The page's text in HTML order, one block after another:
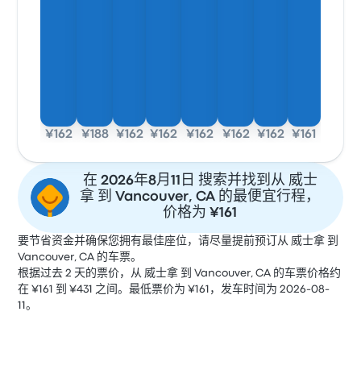
¥162 ¥188 ¥162 ¥162 ¥162 ¥162 ¥162 ¥161
在 2026年8月11日 搜索并找到从 威士
拿 到 Vancouver, CA 的最便宜行程，
价格为 ¥161
要节省资金并确保您拥有最佳座位，请尽量提前预订从 威士拿 到
Vancouver, CA 的车票。
根据过去 2 天的票价，从 威士拿 到 Vancouver, CA 的车票价格约
在 ¥161 到 ¥431 之间。最低票价为 ¥161，发车时间为 2026-08-
11。